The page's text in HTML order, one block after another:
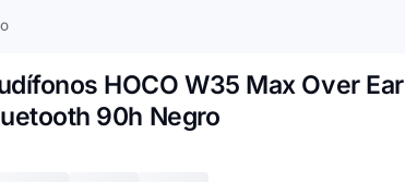
HOCO W35 Max Over Ear
90h Negro